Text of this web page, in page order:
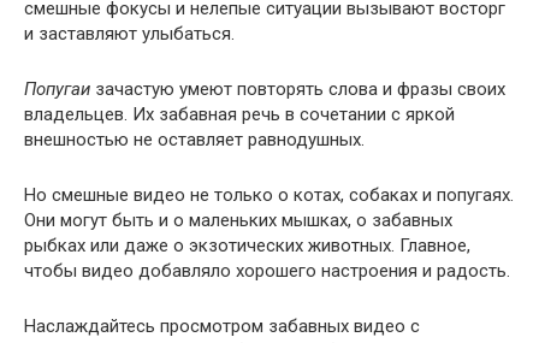
смешные фокусы и нелепые ситуации вызывают восторг
и заставляют улыбаться.
Попугаи зачастую умеют повторять слова и фразы своих
владельцев. Их забавная речь в сочетании с яркой
внешностью не оставляет равнодушных.
Но смешные видео не только о котах, собаках и попугаях.
Они могут быть и о маленьких мышках, о забавных
рыбках или даже о экзотических животных. Главное,
чтобы видео добавляло хорошего настроения и радость.
Наслаждайтесь просмотром забавных видео с